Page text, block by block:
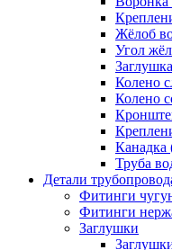
Жёлоб
Угол
Колено
Колено
Канадка
Труба
Детали
Фитинги
Фитинги
Заглушки